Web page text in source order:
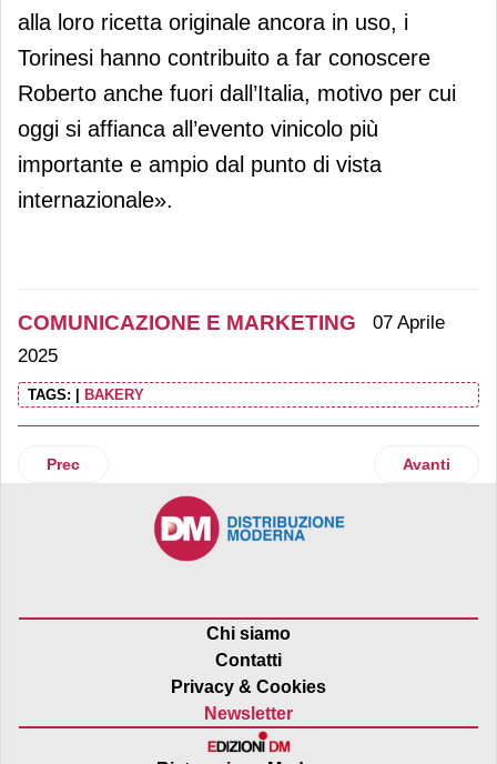
alla loro ricetta originale ancora in uso, i
Torinesi hanno contribuito a far conoscere
Roberto anche fuori dall’Italia, motivo per cui
oggi si affianca all’evento vinicolo più
importante e ampio dal punto di vista
internazionale».
COMUNICAZIONE E MARKETING
07 Aprile
2025
TAGS: | BAKERY
Articolo precedente: Peroni Nastro Azzurro 0.0% va on air
Prec Articolo
Avanti
Chi siamo
Contatti
Privacy & Cookies
Newsletter